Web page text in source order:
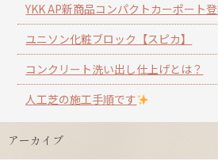
YKK AP新商品コンパクトカーポート登
ユニソン化粧ブロック【スピカ】
コンクリート洗い出し仕上げとは？
人工芝の施工手順です
アーカイブ